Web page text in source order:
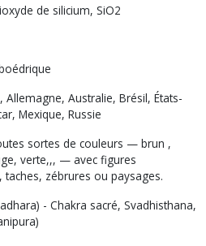
de silicium, SiO2
, Allemagne, Australie, Brésil, États-
, Mexique, Russie
sortes de couleurs — brun ,
verte,,, — avec figures
zébrures ou paysages.
- Chakra sacré, Svadhisthana,